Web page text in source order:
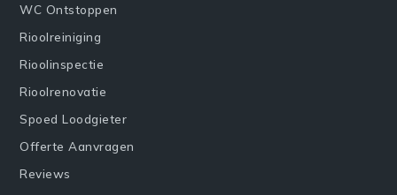
WC Ontstoppen
Rioolreiniging
Rioolinspectie
Rioolrenovatie
Spoed Loodgieter
Offerte Aanvragen
Reviews